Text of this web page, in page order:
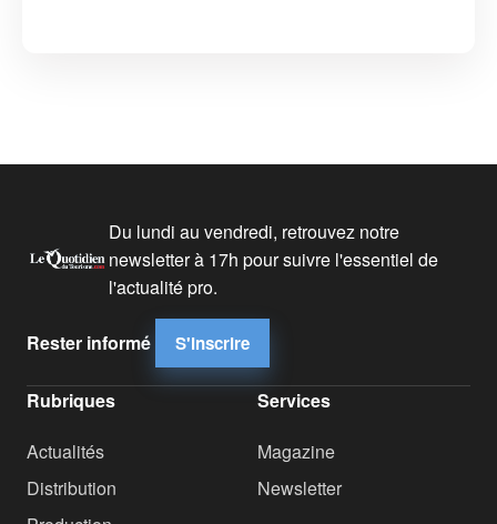
Du lundi au vendredi, retrouvez notre
newsletter à 17h pour suivre l'essentiel de
l'actualité pro.
Rester informé S'inscrire
Rubriques
Actualités
Distribution
Services
Magazine
Newsletter